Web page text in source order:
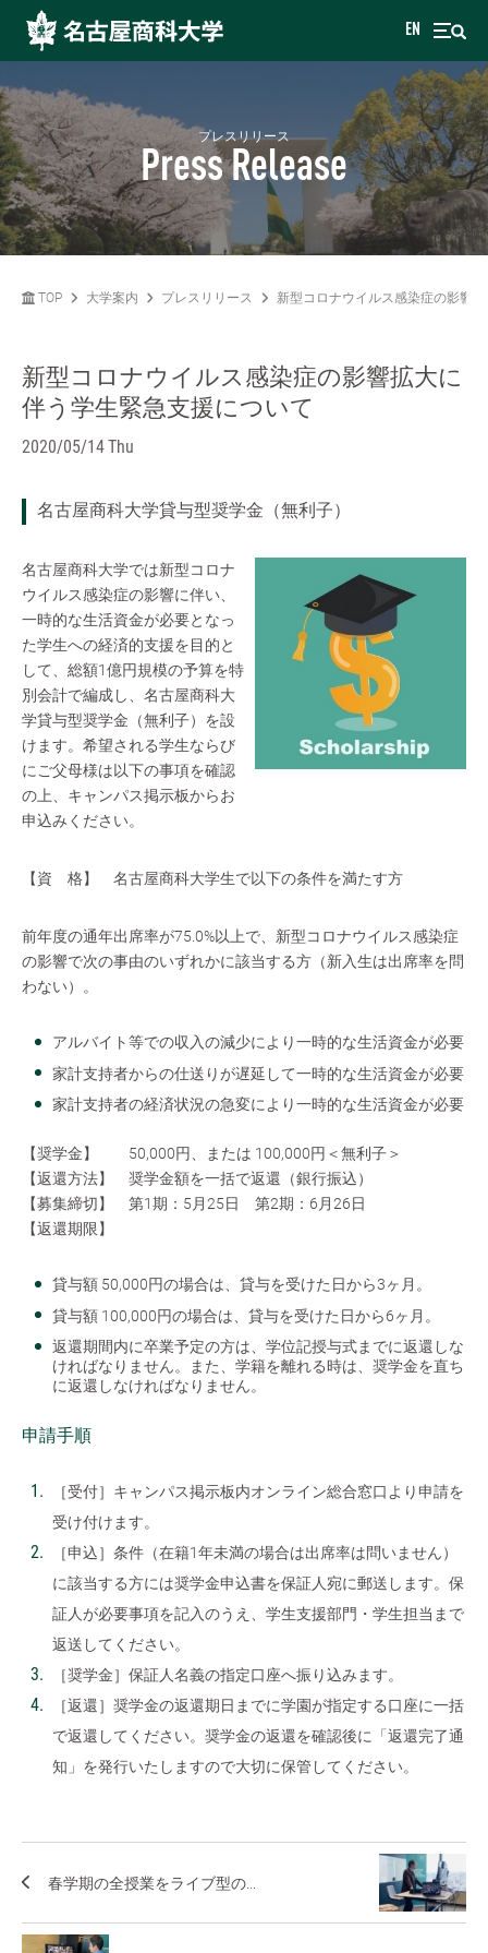
EN
プレスリリース
Press Release
TOP 大学案内 プレスリリース 新型コロナウイルス感染症の影響
新型コロナウイルス感染症の影響拡大に
伴う学生緊急支援について
2020/05/14 Thu
名古屋商科大学貸与型奨学金（無利子）
名古屋商科大学では新型コロナ
ウイルス感染症の影響に伴い、
一時的な生活資金が必要となっ
た学生への経済的支援を目的と
して、総額1億円規模の予算を特
別会計で編成し、名古屋商科大
学貸与型奨学金（無利子）を設
けます。希望される学生ならび
にご父母様は以下の事項を確認
の上、キャンパス掲示板からお
申込みください。
【資 格】 名古屋商科大学生で以下の条件を満たす方
前年度の通年出席率が75.0%以上で、新型コロナウイルス感染症
の影響で次の事由のいずれかに該当する方（新入生は出席率を問
わない）。
アルバイト等での収入の減少により一時的な生活資金が必要
家計支持者からの仕送りが遅延して一時的な生活資金が必要
家計支持者の経済状況の急変により一時的な生活資金が必要
【奨学金】 50,000円、または 100,000円＜無利子＞
【返還方法】 奨学金額を一括で返還（銀行振込）
【募集締切】 第1期：5月25日 第2期：6月26日
【返還期限】
貸与額 50,000円の場合は、貸与を受けた日から3ヶ月。
貸与額 100,000円の場合は、貸与を受けた日から6ヶ月。
返還期間内に卒業予定の方は、学位記授与式までに返還しな
ければなりません。また、学籍を離れる時は、奨学金を直ち
に返還しなければなりません。
申請手順
［受付］キャンパス掲示板内オンライン総合窓口より申請を
受け付けます。
［申込］条件（在籍1年未満の場合は出席率は問いません）
に該当する方には奨学金申込書を保証人宛に郵送します。保
証人が必要事項を記入のうえ、学生支援部門・学生担当まで
返送してください。
［奨学金］保証人名義の指定口座へ振り込みます。
［返還］奨学金の返還期日までに学園が指定する口座に一括
で返還してください。奨学金の返還を確認後に「返還完了通
知」を発行いたしますので大切に保管してください。
春学期の全授業をライブ型の...